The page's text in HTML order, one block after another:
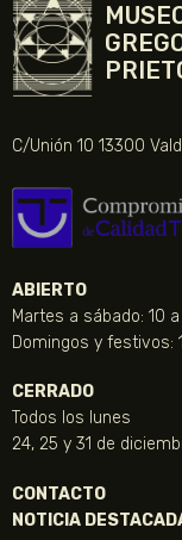
C/Unión 10 13300
ABIERTO
Martes a sábado: 10 a
Domingos y festivos:
CERRADO
Todos los lunes
24, 25 y 31 de
CONTACTO
NOTICIA